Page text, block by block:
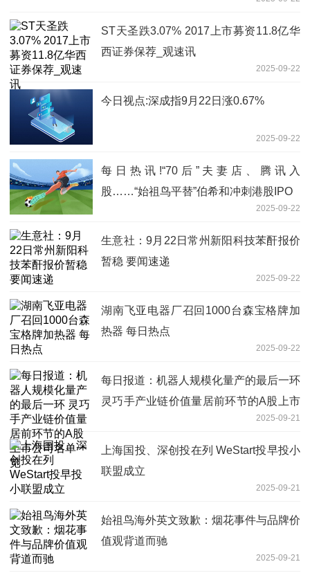
ST天圣跌3.07% 2017上市募资11.8亿华
西证券保荐_观速讯
2025-09-22
今日视点:深成指9月22日涨0.67%
2025-09-22
每日热讯!“70后”夫妻店、腾讯入
股……“始祖鸟平替”伯希和冲刺港股IPO
2025-09-22
生意社：9月22日常州新阳科技苯酐报价
暂稳 要闻速递
2025-09-22
湖南飞亚电器厂召回1000台森宝格牌加
热器 每日热点
2025-09-22
每日报道：机器人规模化量产的最后一环
灵巧手产业链价值量居前环节的A股上市
2025-09-21
上海国投、深创投在列 WeStart投早投小
联盟成立
2025-09-21
始祖鸟海外英文致歉：烟花事件与品牌价
值观背道而驰
2025-09-21